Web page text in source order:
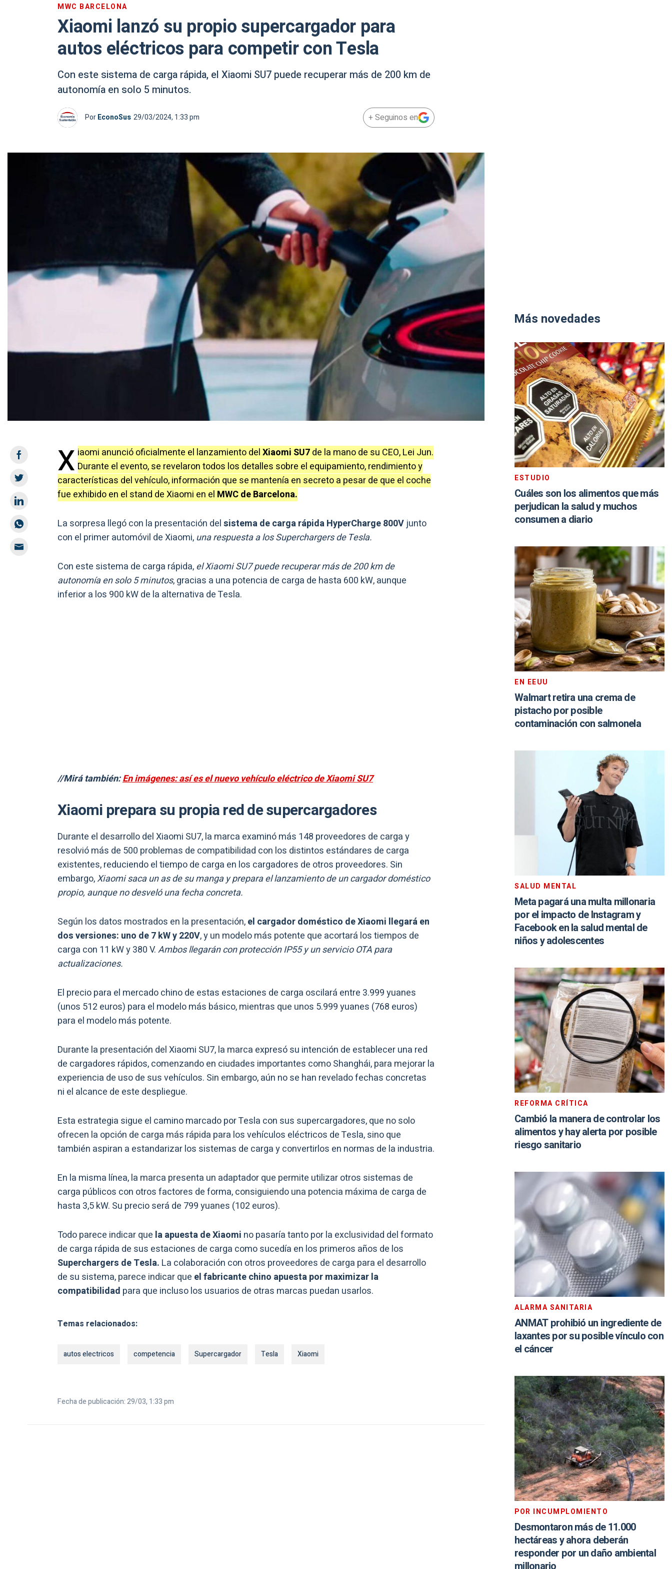
MWC BARCELONA
Xiaomi lanzó su propio supercargador para
autos eléctricos para competir con Tesla
Con este sistema de carga rápida, el Xiaomi SU7 puede recuperar más de 200 km de
autonomía en solo 5 minutos.
PorEconoSus 29/03/2024, 1:33 pm + Seguinos en
X iaomi anunció oficialmente el lanzamiento delXiaomi SU7de la mano de su CEO, Lei Jun.
Durante el evento, se revelaron todos los detalles sobre el equipamiento, rendimiento y
características del vehículo, información que se mantenía en secreto a pesar de que el coche
fue exhibido en el stand de Xiaomi en el MWC de Barcelona.
La sorpresa llegó con la presentación delsistema de carga rápida HyperCharge 800V junto
con el primer automóvil de Xiaomi, una respuesta a los Superchargers de Tesla.
Con este sistema de carga rápida,el Xiaomi SU7 puede recuperar más de 200 km de
autonomía en solo 5 minutos, gracias a una potencia de carga de hasta 600 kW, aunque
inferior a los 900 kW de la alternativa de Tesla.
//Mirá también:En imágenes: así es el nuevo vehículo eléctrico de Xiaomi SU7
Xiaomi prepara su propia red de supercargadores
Durante el desarrollo del Xiaomi SU7, la marca examinó más 148 proveedores de carga y
resolvió más de 500 problemas de compatibilidad con los distintos estándares de carga
existentes, reduciendo el tiempo de carga en los cargadores de otros proveedores. Sin
embargo,Xiaomi saca un as de su manga y prepara el lanzamiento de un cargador doméstico
propio, aunque no desveló una fecha concreta.
Según los datos mostrados en la presentación,el cargador doméstico de Xiaomi llegará en
dos versiones: uno de 7 kW y 220V, y un modelo más potente que acortará los tiempos de
carga con 11 kW y 380 V.Ambos llegarán con protección IP55 y un servicio OTA para
actualizaciones.
El precio para el mercado chino de estas estaciones de carga oscilará entre 3.999 yuanes
(unos 512 euros) para el modelo más básico, mientras que unos 5.999 yuanes (768 euros)
para el modelo más potente.
Durante la presentación del Xiaomi SU7, la marca expresó su intención de establecer una red
de cargadores rápidos, comenzando en ciudades importantes como Shanghái, para mejorar la
experiencia de uso de sus vehículos. Sin embargo, aún no se han revelado fechas concretas
ni el alcance de este despliegue.
Esta estrategia sigue el camino marcado por Tesla con sus supercargadores, que no solo
ofrecen la opción de carga más rápida para los vehículos eléctricos de Tesla, sino que
también aspiran a estandarizar los sistemas de carga y convertirlos en normas de la industria.
En la misma línea, la marca presenta un adaptador que permite utilizar otros sistemas de
carga públicos con otros factores de forma, consiguiendo una potencia máxima de carga de
hasta 3,5 kW. Su precio será de 799 yuanes (102 euros).
Todo parece indicar que la apuesta de Xiaomi no pasaría tanto por la exclusividad del formato
de carga rápida de sus estaciones de carga como sucedía en los primeros años de los
Superchargers de Tesla. La colaboración con otros proveedores de carga para el desarrollo
de su sistema, parece indicar que el fabricante chino apuesta por maximizar la
compatibilidad para que incluso los usuarios de otras marcas puedan usarlos.
Temas relacionados:
autos electricos competencia Supercargador Tesla Xiaomi
Fecha de publicación: 29/03, 1:33 pm
Más novedades
ESTUDIO
Cuáles son los alimentos que más
perjudican la salud y muchos
consumen a diario
EN EEUU
Walmart retira una crema de
pistacho por posible
contaminación con salmonela
SALUD MENTAL
Meta pagará una multa millonaria
por el impacto de Instagram y
Facebook en la salud mental de
niños y adolescentes
REFORMA CRÍTICA
Cambió la manera de controlar los
alimentos y hay alerta por posible
riesgo sanitario
ALARMA SANITARIA
ANMAT prohibió un ingrediente de
laxantes por su posible vínculo con
el cáncer
POR INCUMPLOMIENTO
Desmontaron más de 11.000
hectáreas y ahora deberán
responder por un daño ambiental